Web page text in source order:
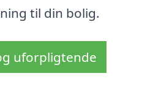
til din bolig.
uforpligtende